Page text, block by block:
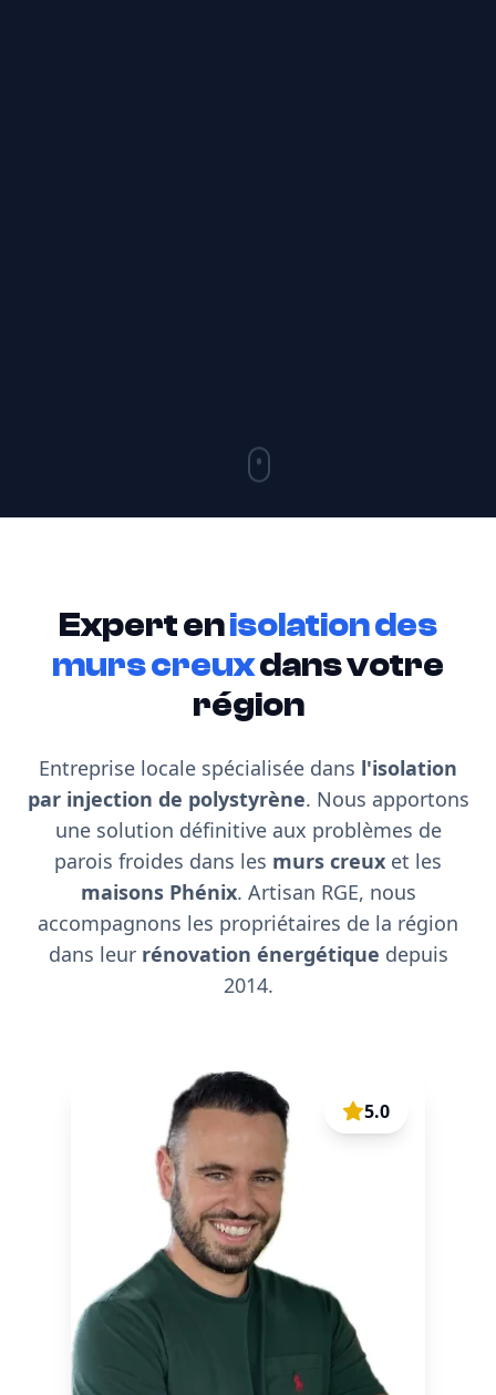
Expert enisolation des
murs creuxdans votre
région
Entreprise locale spécialisée dans l'isolation
par injection de polystyrène. Nous apportons
une solution définitive aux problèmes de
parois froides dans les murs creux et les
maisons Phénix. Artisan RGE, nous
accompagnons les propriétaires de la région
dans leurrénovation énergétique depuis
2014.
5.0